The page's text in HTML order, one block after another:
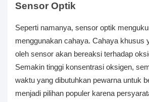
Sensor Optik
Seperti namanya, sensor optik
menggunakan cahaya. Cahaya khusus
oleh sensor akan bereaksi terhadap
Semakin tinggi konsentrasi oksigen,
waktu yang dibutuhkan pewarna untuk
menjadi pilihan populer karena